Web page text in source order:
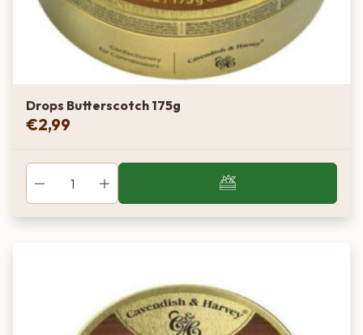
Drops Butterscotch 175g
€2,99